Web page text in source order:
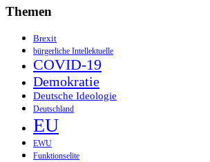
Themen
Brexit
bürgerliche Intellektuelle
COVID-19
Demokratie
Deutsche Ideologie
Deutschland
EU
EWU
Funktionselite